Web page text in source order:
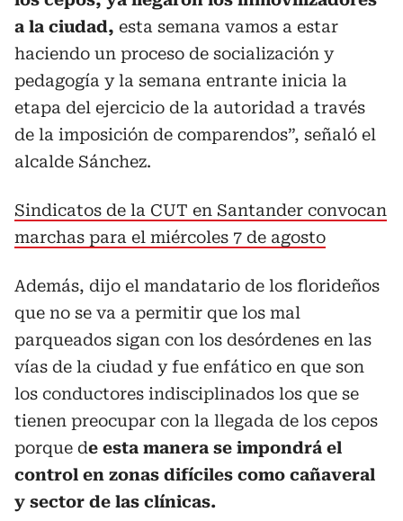
a la ciudad, esta semana vamos a estar
haciendo un proceso de socialización y
pedagogía y la semana entrante inicia la
etapa del ejercicio de la autoridad a través
de la imposición de comparendos”, señaló el
alcalde Sánchez.
Sindicatos de la CUT en Santander convocan
marchas para el miércoles 7 de agosto
Además, dijo el mandatario de los florideños
que no se va a permitir que los mal
parqueados sigan con los desórdenes en las
vías de la ciudad y fue enfático en que son
los conductores indisciplinados los que se
tienen preocupar con la llegada de los cepos
porque de esta manera se impondrá el
control en zonas difíciles como cañaveral
y sector de las clínicas.